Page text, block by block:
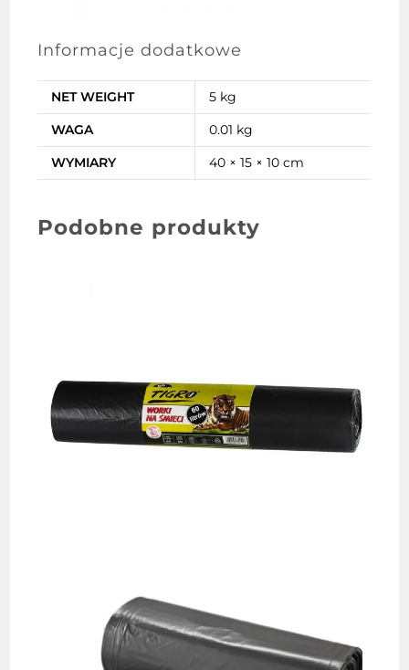
Informacje dodatkowe
NET WEIGHT
5 kg
WAGA
0.01 kg
WYMIARY
40 × 15 × 10 cm
Podobne produkty